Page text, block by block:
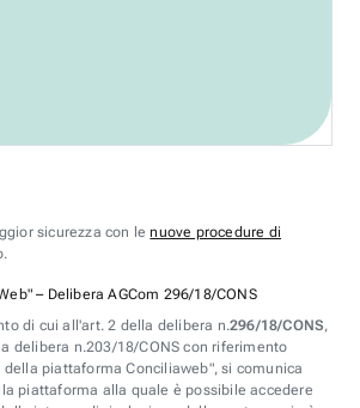
sicurezza con lenuove procedure di
– Delibera AGCom 296/18/CONS
di cui all'art. 2 della delibera n.296/18/CONS,
delibera n.203/18/CONS con riferimento
piattaforma Conciliaweb", si comunica
piattaforma alla quale è possibile accedere